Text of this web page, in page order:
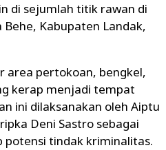
di sejumlah titik rawan di
Kabupaten Landak,
area pertokoan, bengkel,
kerap menjadi tempat
ini dilaksanakan oleh Aiptu
Deni Sastro sebagai
potensi tindak kriminalitas.